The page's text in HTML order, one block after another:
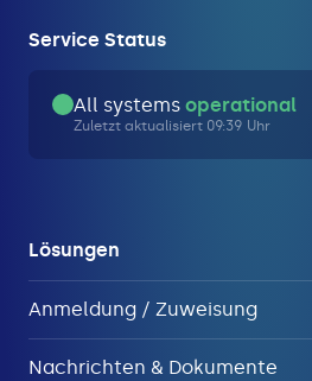
Service Status
All systems operational
Zuletzt aktualisiert 09:39 Uhr
Lösungen
Anmeldung / Zuweisung
Nachrichten & Dokumente